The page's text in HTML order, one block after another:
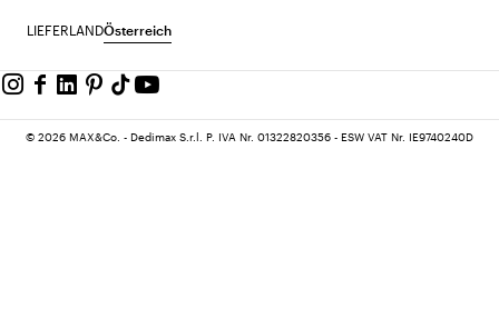
LIEFERLANDÖsterreich
© 2026 MAX&Co. - Dedimax S.r.l. P. IVA Nr. 01322820356 - ESW VAT Nr. IE9740240D